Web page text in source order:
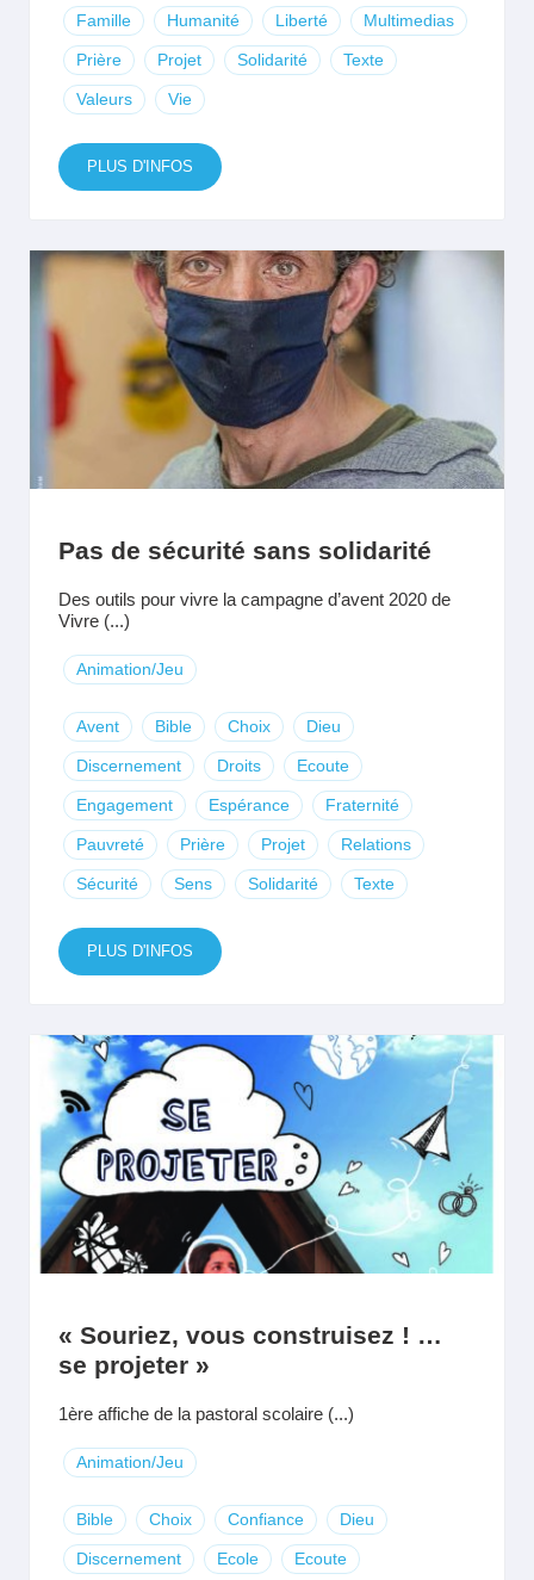
Famille Humanité Liberté Multimedias
Prière Projet Solidarité Texte
Valeurs Vie
PLUS D'INFOS
Pas de sécurité sans solidarité
Des outils pour vivre la campagne d’avent 2020 de
Vivre (...)
Animation/Jeu
Avent Bible Choix Dieu
Discernement Droits Ecoute
Engagement Espérance Fraternité
Pauvreté Prière Projet Relations
Sécurité Sens Solidarité Texte
PLUS D'INFOS
« Souriez, vous construisez ! …
se projeter »
1ère affiche de la pastoral scolaire (...)
Animation/Jeu
Bible Choix Confiance Dieu
Discernement Ecole Ecoute